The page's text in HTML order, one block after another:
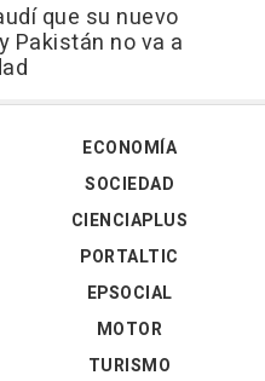
que su nuevo
Pakistán no va a
ECONOMÍA
SOCIEDAD
CIENCIAPLUS
PORTALTIC
EPSOCIAL
MOTOR
TURISMO